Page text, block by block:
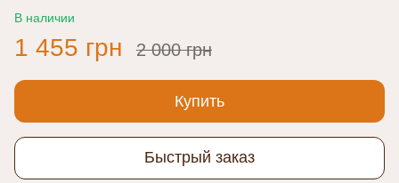
В наличии
1 455 грн 2 000 грн
Купить
Быстрый заказ